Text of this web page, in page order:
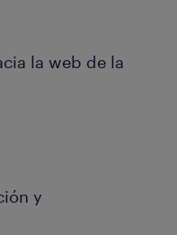
la web de la
y